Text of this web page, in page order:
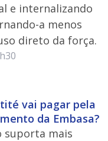
e internalizando
a menos
direto da força.
vai pagar pela
da Embasa?
suporta mais